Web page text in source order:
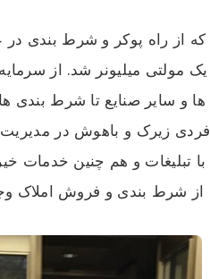
که از راه پوکر و شرط
یک مولتی میلیونر شد. از
و سایر صنایع تا شرط بندی
زیرک و باهوش در مدیریت
و هم چنین خدمات
از شرط بندی و فروش املاک